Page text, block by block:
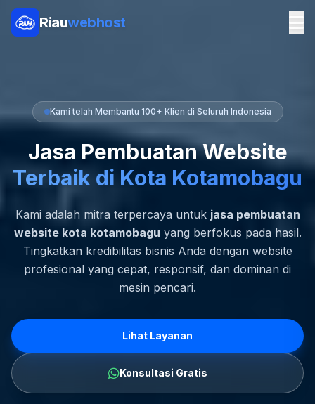
Riauwebhost
Kami telah Membantu 100+ Klien di Seluruh Indonesia
Jasa Pembuatan Website
Terbaik di Kota Kotamobagu
Kami adalah mitra terpercaya untuk jasa pembuatan
website kota kotamobagu yang berfokus pada hasil.
Tingkatkan kredibilitas bisnis Anda dengan website
profesional yang cepat, responsif, dan dominan di
mesin pencari.
Lihat Layanan
Konsultasi Gratis